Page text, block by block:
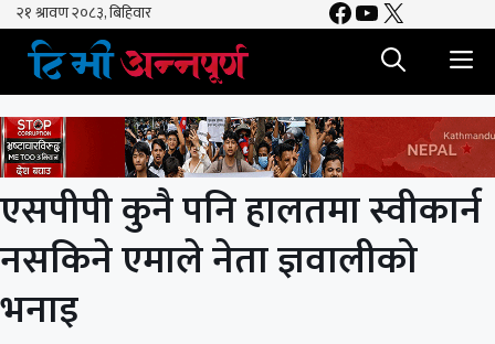
Skip
content
Facebook
YouTube
X
एसपीपी कुनै पनि हालतमा स्वीकार्न
नसकिने एमाले नेता ज्ञवालीको
भनाइ